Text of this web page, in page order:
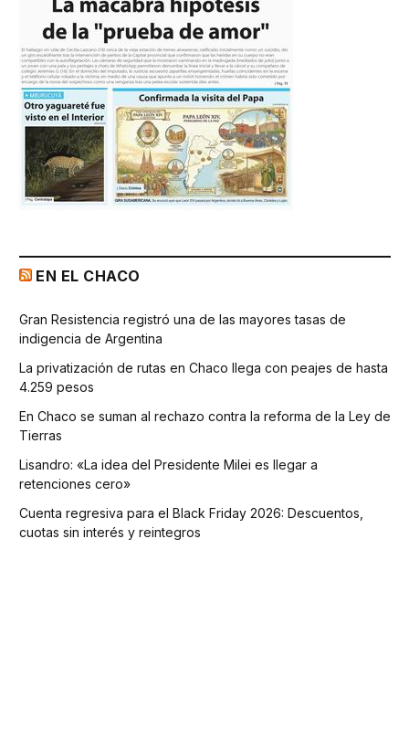
EN EL CHACO
Gran Resistencia registró una de las mayores tasas de
indigencia de Argentina
La privatización de rutas en Chaco llega con peajes de hasta
4.259 pesos
En Chaco se suman al rechazo contra la reforma de la Ley de
Tierras
Lisandro: «La idea del Presidente Milei es llegar a
retenciones cero»
Cuenta regresiva para el Black Friday 2026: Descuentos,
cuotas sin interés y reintegros